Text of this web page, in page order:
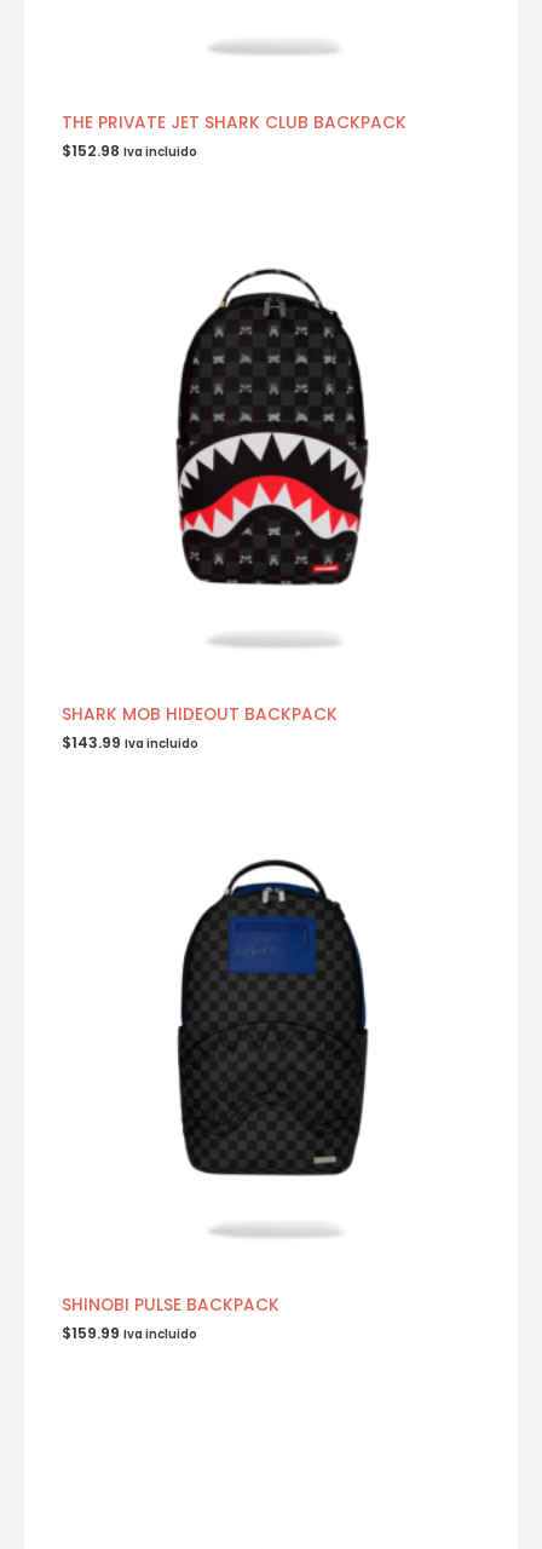
THE PRIVATE JET SHARK CLUB BACKPACK
$152.98 Iva incluido
SHARK MOB HIDEOUT BACKPACK
$143.99 Iva incluido
SHINOBI PULSE BACKPACK
$159.99 Iva incluido